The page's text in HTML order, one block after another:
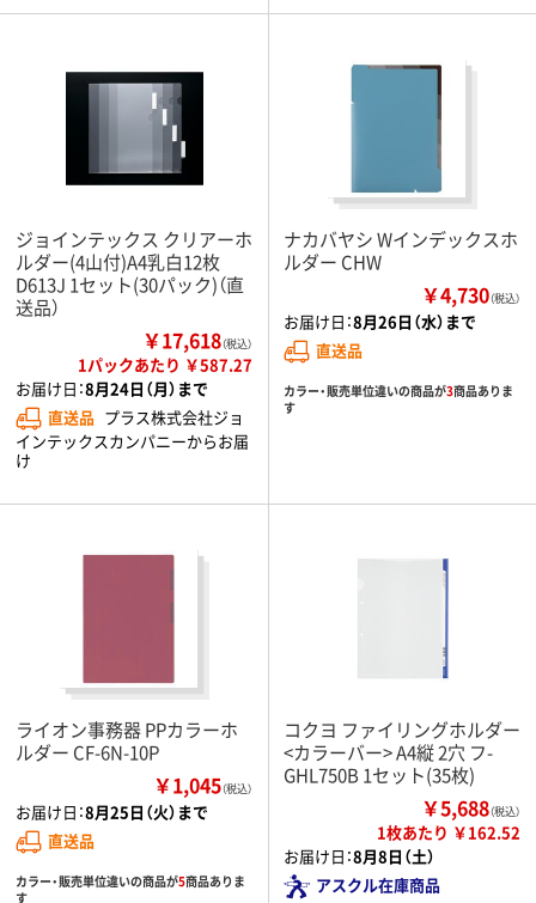
ジョインテックス クリアーホ
ルダー(4山付)A4乳白12枚
D613J 1セット(30パック)（直
送品）
￥17,618（税込）
1パックあたり ￥587.27
お届け日：8月24日（月）まで
直送品 プラス株式会社ジョ
インテックスカンパニーからお届
け
ナカバヤシ Wインデックスホ
ルダー CHW
￥4,730（税込）
お届け日：8月26日（水）まで
直送品
カラー・販売単位違いの商品が3商品ありま
す
ライオン事務器 PPカラーホ
ルダー CF-6N-10P
￥1,045（税込）
お届け日：8月25日（火）まで
直送品
カラー・販売単位違いの商品が5商品ありま
す
コクヨ ファイリングホルダー
<カラーバー> A4縦 2穴 フ-
GHL750B 1セット(35枚)
￥5,688（税込）
1枚あたり ￥162.52
お届け日：8月8日（土）
アスクル在庫商品